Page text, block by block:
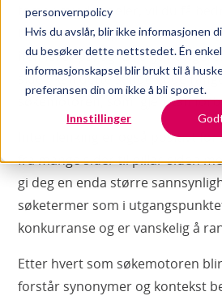
personvernpolicy
Hvis du avslår, blir ikke informasjonen
du besøker dette nettstedet. Én
informasjonskapsel blir brukt til å
preferansen din om ikke å bli sporet.
Innstillinger
tema i mindre deler, vil du få
tail-søkeord. Og hvis leseren
hen lurer på, og kanskje
siden kan dette sende gode
søkemotoren, som igjen kan
Internlenking er også positivt for
fra mange sider til pillar-siden
gi deg en enda større
søketermer som i
konkurranse og er vanskelig å
Etter hvert som søkemotoren
forstår synonymer og kontekst